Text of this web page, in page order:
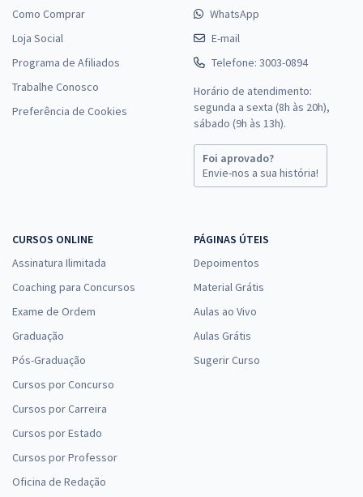
Como Comprar
Loja Social
Programa de Afiliados
Trabalhe Conosco
Preferência de Cookies
WhatsApp
E-mail
Telefone: 3003-0894
Horário de atendimento:
segunda a sexta (8h às 20h),
sábado (9h às 13h).
Foi aprovado?
Envie-nos a sua história!
CURSOS ONLINE
Assinatura Ilimitada
Coaching para Concursos
Exame de Ordem
Graduação
Pós-Graduação
Cursos por Concurso
Cursos por Carreira
Cursos por Estado
Cursos por Professor
Oficina de Redação
PÁGINAS ÚTEIS
Depoimentos
Material Grátis
Aulas ao Vivo
Aulas Grátis
Sugerir Curso